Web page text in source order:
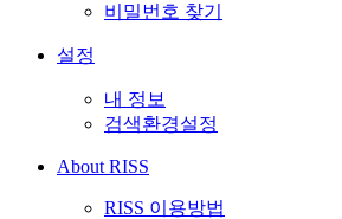
비밀번호 찾기
설정
내 정보
검색환경설정
About RISS
RISS 이용방법